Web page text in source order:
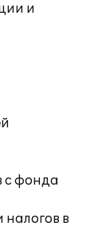
и
с фонда
в